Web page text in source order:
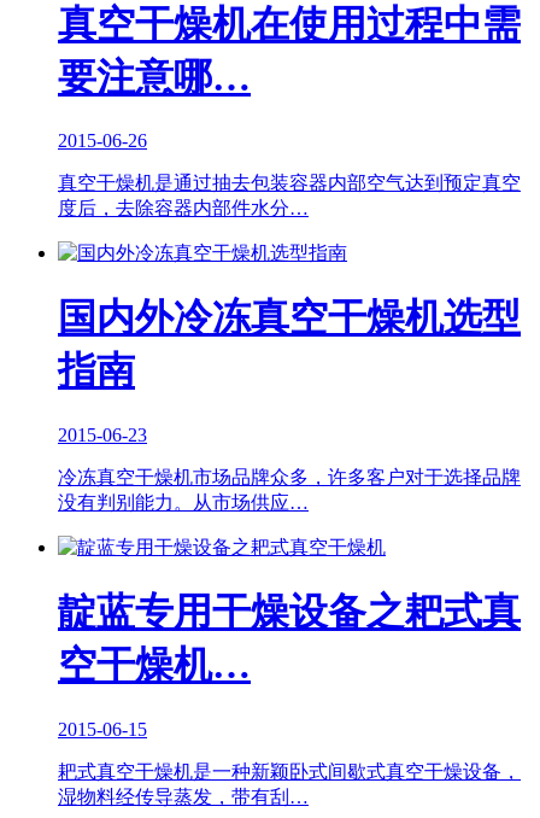
真空干燥机在使用过程中需
要注意哪…
2015-06-26
真空干燥机是通过抽去包装容器内部空气达到预定真空
度后，去除容器内部件水分…
国内外冷冻真空干燥机选型
指南
2015-06-23
冷冻真空干燥机市场品牌众多，许多客户对于选择品牌
没有判别能力。从市场供应…
靛蓝专用干燥设备之耙式真
空干燥机…
2015-06-15
耙式真空干燥机是一种新颖卧式间歇式真空干燥设备，
湿物料经传导蒸发，带有刮…